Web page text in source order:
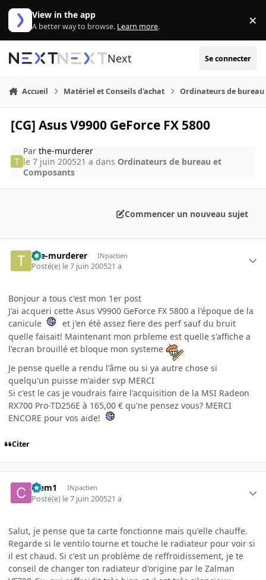
Aller au contenu
View in the app
A better way to browse. Learn more. ×
Next Se connecter
Accueil Matériel et Conseils d'achat Ordinateurs de bureau
[CG] Asus V9900 GeForce FX 5800
Parthe-murderer
le 7 juin 200521 a dans Ordinateurs de bureau et
Composants
Commencer un nouveau sujet
the-murderer INpactien
Posté(e) le 7 juin 200521 a
Bonjour a tous c'est mon 1er post
J'ai acqueri cette Asus V9900 GeForce FX 5800 a l'époque de la
canicule
et j'en été assez fiere des perf sauf du bruit
quelle faisait! Maintenant mon prbleme est quelle s'affiche a
l'ecran brouillé et bloque mon systeme
Je pense quelle a rendu l'âme ou si ya autre chose si
quelqu'un puisse m'aider svp MERCI
Si c'est le cas je voudrais faire l'acquisition de la MSI Radeon
RX700 Pro-TD256E à 165,00 € qu'ne pensez vous? MERCI
ENCORE pour vos aide!
Citer
Clem1 INpactien
Posté(e) le 7 juin 200521 a
Salut, je pense que ta carte fonctionne mais qu'elle chauffe.
Regarde si le ventilo tourne et touche le radiateur pour voir si
il est chaud. Si c'est un problème de reffroidissement, je te
conseil de changer ton radiateur d'origine par le Zalman